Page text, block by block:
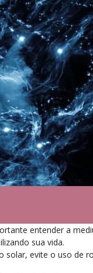
entender a
sua vida.
solar, evite o uso de